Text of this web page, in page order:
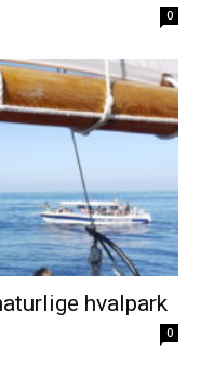
0
hvalpark
0